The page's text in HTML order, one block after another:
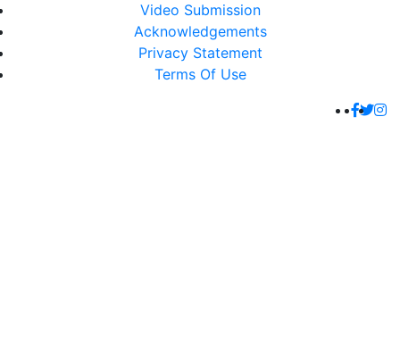
Video Submission
Acknowledgements
Privacy Statement
Terms Of Use